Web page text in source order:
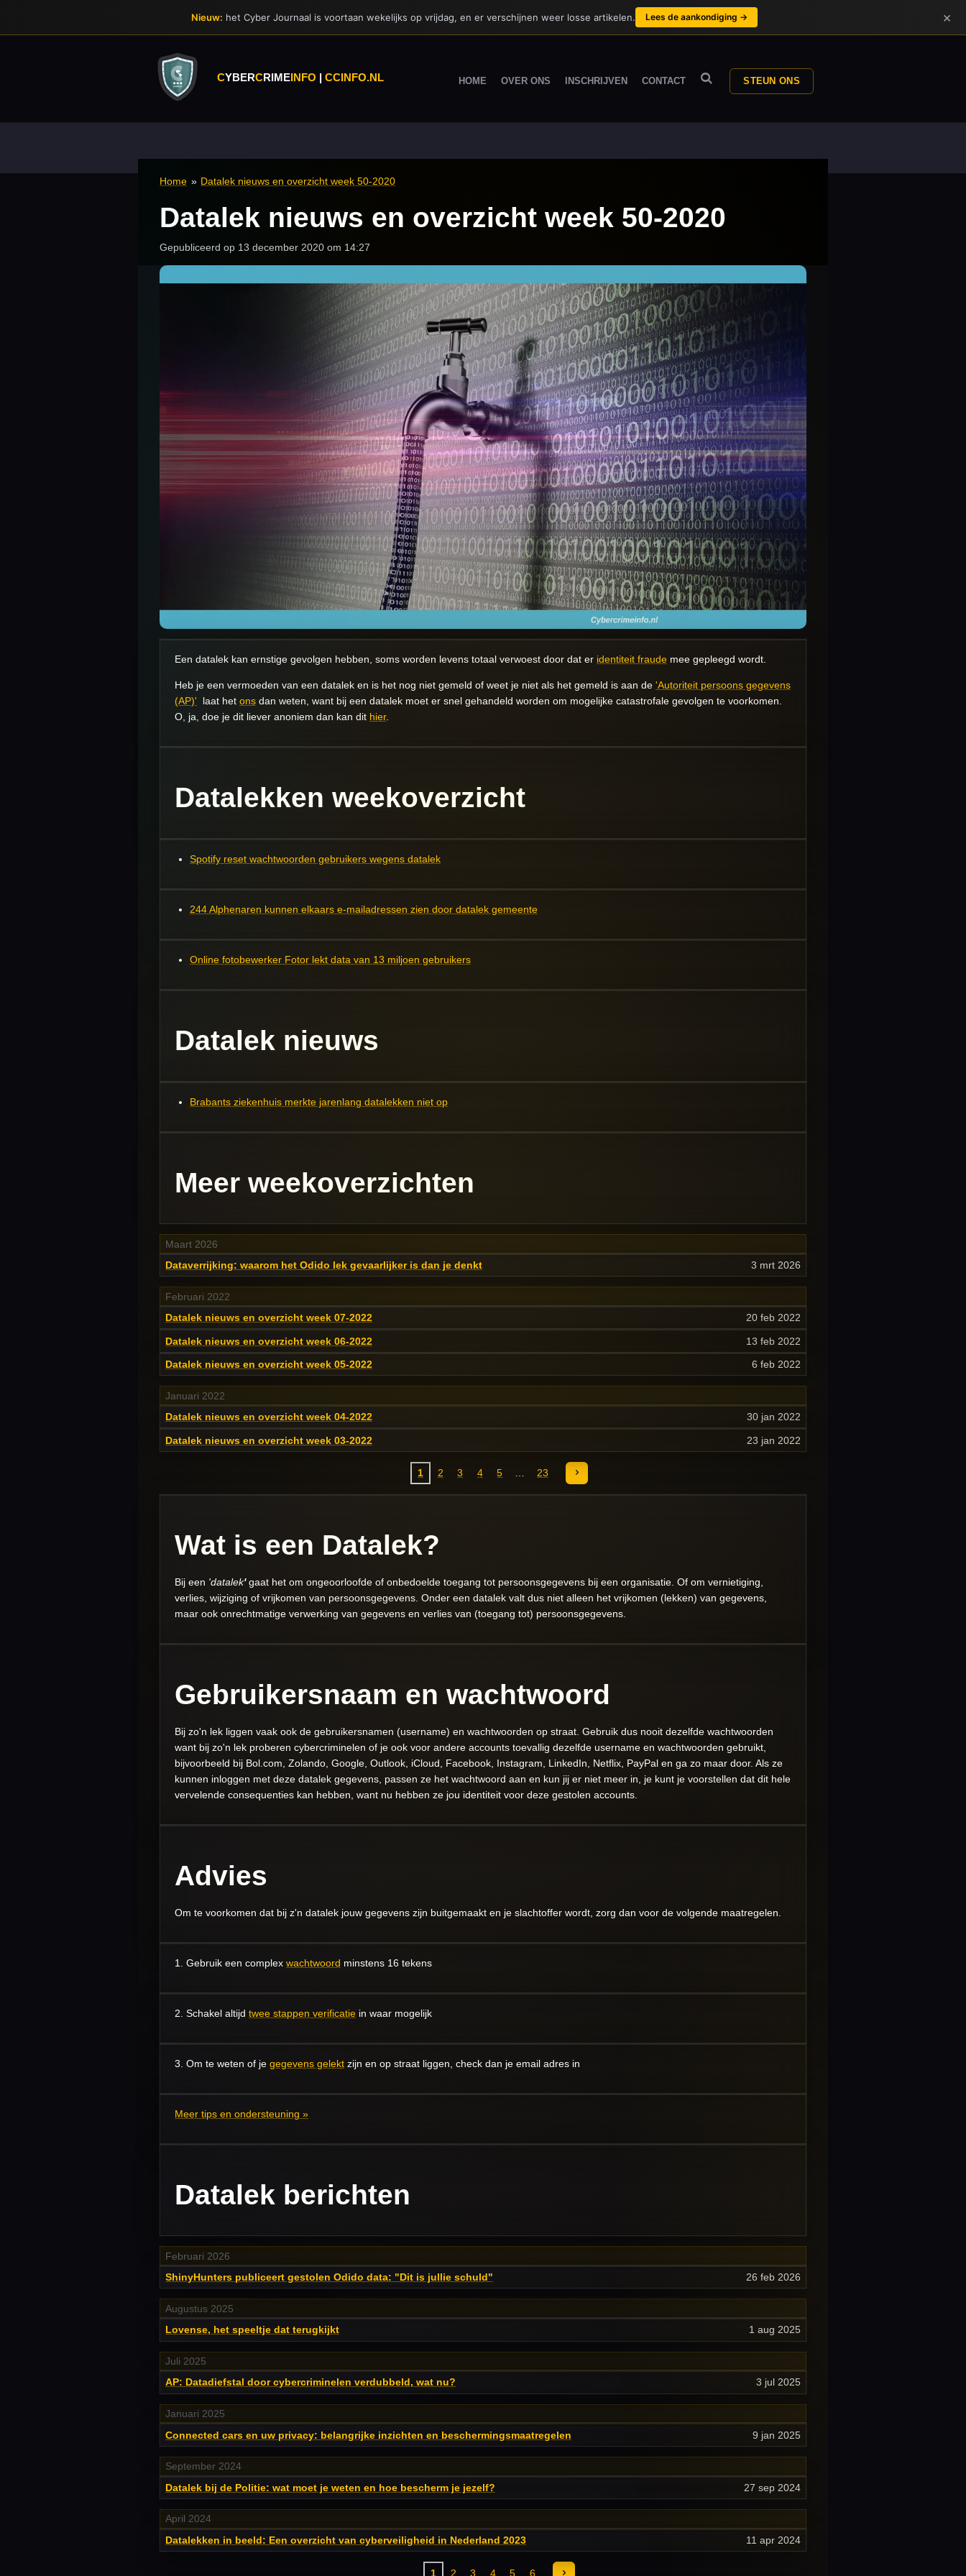
CYBERCRIMEINFO | CCINFO.NL HOME OVER ONS INSCHRIJVEN CONTACT STEUN ONS
Home » Datalek nieuws en overzicht week 50-2020
Datalek nieuws en overzicht week 50-2020
Gepubliceerd op 13 december 2020 om 14:27
Een datalek kan ernstige gevolgen hebben, soms worden levens totaal verwoest door dat er identiteit fraude mee gepleegd wordt.
Heb je een vermoeden van een datalek en is het nog niet gemeld of weet je niet als het gemeld is aan de 'Autoriteit persoons gegevens
(AP)' laat het ons dan weten, want bij een datalek moet er snel gehandeld worden om mogelijke catastrofale gevolgen te voorkomen.
O, ja, doe je dit liever anoniem dan kan dit hier.
Datalekken weekoverzicht
Spotify reset wachtwoorden gebruikers wegens datalek
244 Alphenaren kunnen elkaars e-mailadressen zien door datalek gemeente
Online fotobewerker Fotor lekt data van 13 miljoen gebruikers
Datalek nieuws
Brabants ziekenhuis merkte jarenlang datalekken niet op
Meer weekoverzichten
Maart 2026
Dataverrijking: waarom het Odido lek gevaarlijker is dan je denkt
3 mrt 2026
Februari 2022
Datalek nieuws en overzicht week 07-2022
20 feb 2022
Datalek nieuws en overzicht week 06-2022 13 feb 2022
Datalek nieuws en overzicht week 05-2022 6 feb 2022
Januari 2022
Datalek nieuws en overzicht week 04-2022
30 jan 2022
Datalek nieuws en overzicht week 03-2022 23 jan 2022
1 2 3 4 5 23
Wat is een Datalek?
Bij een 'datalek'gaat het om ongeoorloofde of onbedoelde toegang tot persoonsgegevens bij een organisatie. Of om vernietiging,
verlies, wijziging of vrijkomen van persoonsgegevens. Onder een datalek valt dus niet alleen het vrijkomen (lekken) van gegevens,
maar ook onrechtmatige verwerking van gegevens en verlies van (toegang tot) persoonsgegevens.
Gebruikersnaam en wachtwoord
Bij zo'n lek liggen vaak ook de gebruikersnamen (username) en wachtwoorden op straat. Gebruik dus nooit dezelfde wachtwoorden
want bij zo'n lek proberen cybercriminelen of je ook voor andere accounts toevallig dezelfde username en wachtwoorden gebruikt,
bijvoorbeeld bij Bol.com, Zolando, Google, Outlook, iCloud, Facebook, Instagram, LinkedIn, Netflix, PayPal en ga zo maar door. Als ze
kunnen inloggen met deze datalek gegevens, passen ze het wachtwoord aan en kun jij er niet meer in, je kunt je voorstellen dat dit hele
vervelende consequenties kan hebben, want nu hebben ze jou identiteit voor deze gestolen accounts.
Advies
Om te voorkomen dat bij z'n datalek jouw gegevens zijn buitgemaakt en je slachtoffer wordt, zorg dan voor de volgende maatregelen.
1. Gebruik een complex wachtwoord minstens 16 tekens
2. Schakel altijd twee stappen verificatie in waar mogelijk
3. Om te weten of je gegevens gelekt zijn en op straat liggen, check dan je email adres in
Meer tips en ondersteuning »
Datalek berichten
Februari 2026
ShinyHunters publiceert gestolen Odido data: "Dit is jullie schuld"
26 feb 2026
Augustus 2025
Lovense, het speeltje dat terugkijkt
1 aug 2025
Juli 2025
AP: Datadiefstal door cybercriminelen verdubbeld, wat nu?
3 jul 2025
Januari 2025
Connected cars en uw privacy: belangrijke inzichten en beschermingsmaatregelen
9 jan 2025
September 2024
Datalek bij de Politie: wat moet je weten en hoe bescherm je jezelf?
27 sep 2024
April 2024
Datalekken in beeld: Een overzicht van cyberveiligheid in Nederland 2023
11 apr 2024
1 2 3 4 5 6
Nieuw: het Cyber Journaal is voortaan wekelijks op vrijdag, en er verschijnen weer losse artikelen. Lees de aankondiging → ×